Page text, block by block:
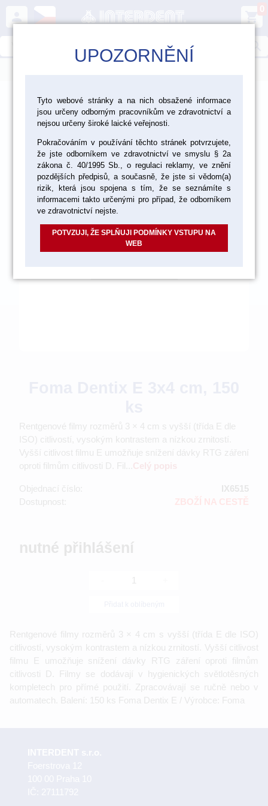
person shopping_cart
0
> Ordinace > Materiály a pomůcky pro RTG >
RTG filmy
Rentgenové filmy rozměrů 3 × 4 cm s vyšší (třída E dle
ISO) citlivostí, vysokým kontrastem a nízkou zrnitostí.
Vyšší citlivost filmu E umožňuje snížení dávky RTG záření
oproti filmům citlivosti D. Fil...
Objednací číslo:
IX6515
Dostupnost:
ZBOŽÍ NA CESTĚ
nutné přihlášení
Rentgenové filmy rozměrů 3 × 4 cm s vyšší (třída E dle ISO)
citlivostí, vysokým kontrastem a nízkou zrnitostí. Vyšší citlivost
filmu E umožňuje snížení dávky RTG záření oproti filmům
citlivosti D. Filmy se dodávají v hygienických světlotěsných
kompletech pro přímé použití. Zpracovávají se ručně nebo v
automatech. Balení: 150 ks Foma Dentix E / Výrobce: Foma
UPOZORNĚNÍ
Tyto webové stránky a na nich obsažené informace
jsou určeny odborným pracovníkům ve zdravotnictví a
nejsou určeny široké laické veřejnosti.
Pokračováním v používání těchto stránek potvrzujete,
že jste odborníkem ve zdravotnictví ve smyslu § 2a
zákona č. 40/1995 Sb., o regulaci reklamy, ve znění
pozdějších předpisů, a současně, že jste si vědom(a)
rizik, která jsou spojena s tím, že se seznámíte s
informacemi takto určenými pro případ, že odborníkem
ve zdravotnictví nejste.
POTVZUJI, ŽE SPLŇUJI PODMÍNKY VSTUPU NA
WEB